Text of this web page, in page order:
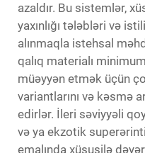
azaldır. Bu sistemlər,
yaxınlığı tələbləri və
alınmaqla istehsal
qalıq materialı
müəyyən etmək üçün
variantlarını və kəsmə
edirlər. İleri səviyyəli
və ya ekzotik
emalında xüsusilə